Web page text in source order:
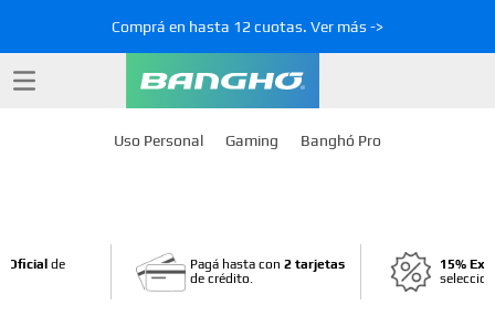
Comprá en hasta 12 cuotas. Ver más ->
Uso Personal Gaming Banghó Pro
Pagá hasta con 2 tarjetas
de crédito.
15%
Oficial de